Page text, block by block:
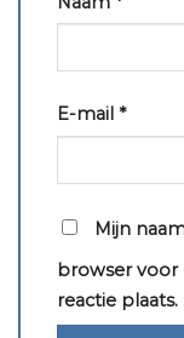
E-mail *
Mijn
browser voor
reactie plaats.